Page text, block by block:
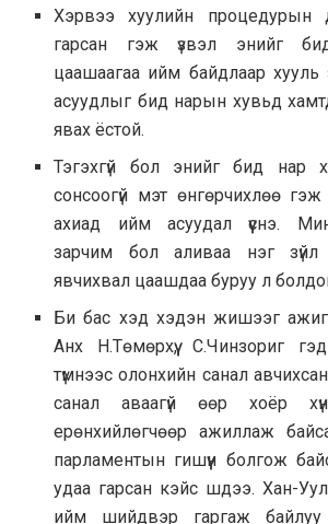
Хэрвээ хуулийн процедурын
гарсан гэж үзвэл энийг
цаашаагаа ийм байдлаар хууль
асуудлыг бид нарын хувьд
явах ёстой.
Тэгэхгүй бол энийг бид нар
сонсоогүй мэт өнгөрчихлөө
ахиад ийм асуудал үүснэ.
зарчим бол аливаа нэг зүйл
явчихвал цаашдаа буруу л
Би бас хэд хэдэн жишээг
Анх Н.Төмөрхүү, С.Чинзориг
түмнээс олонхийн санал
санал аваагүй өөр хоёр
ерөнхийлөгчөөр ажиллаж
парламентын гишүүн болгож
удаа гарсан кэйс шдээ. Хан-Уул
ийм шийдвэр гаргаж байлуу